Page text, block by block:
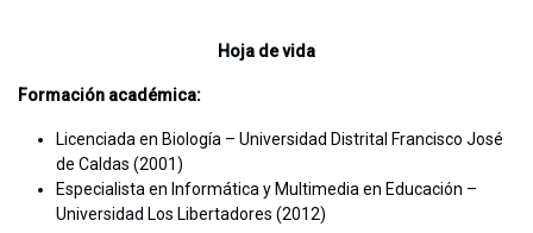
Hoja de vida
Formación académica:
Licenciada en Biología – Universidad Distrital Francisco José
de Caldas (2001)
Especialista en Informática y Multimedia en Educación –
Universidad Los Libertadores (2012)